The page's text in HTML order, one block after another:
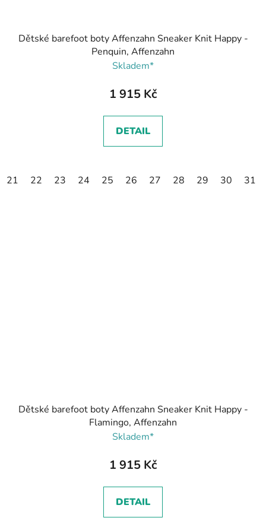
Dětské barefoot boty Affenzahn Sneaker Knit Happy -
Penquin, Affenzahn
Skladem*
1 915 Kč
DETAIL
21 22 23 24 25 26 27 28 29 30 31
Dětské barefoot boty Affenzahn Sneaker Knit Happy -
Flamingo, Affenzahn
Skladem*
1 915 Kč
DETAIL